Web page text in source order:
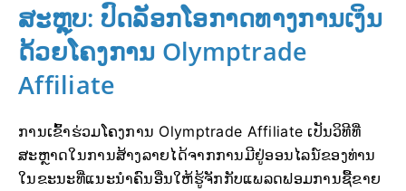
ສະຫຼຸບ: ປົດລັອກໂອກາດທາງການເງິນ
ດ້ວຍໂຄງການ Olymptrade
Affiliate
ການເຂົ້າຮ່ວມໂຄງການ Olymptrade Affiliate ເປັນວິທີທີ່
ສະຫຼາດໃນການສ້າງລາຍໄດ້ຈາກການມີຢູ່ອອນໄລນ໌ຂອງທ່ານ
ໃນຂະນະທີ່ແນະນຳຄົນອື່ນໃຫ້ຮູ້ຈັກກັບແພລດຟອມການຊື້ຂາຍ